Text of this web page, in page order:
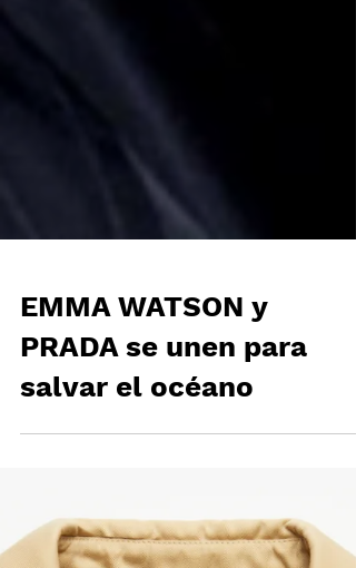
EMMA WATSON y
PRADA se unen para